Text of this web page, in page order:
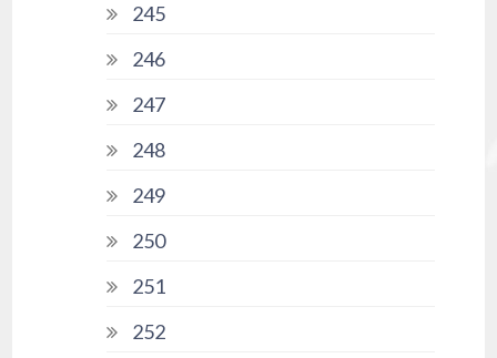
245
246
247
248
249
250
251
252